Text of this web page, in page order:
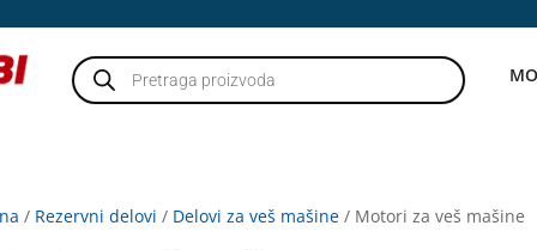
Products
search
/ Rezervni delovi / Delovi za veš mašine / Motori za veš mašine